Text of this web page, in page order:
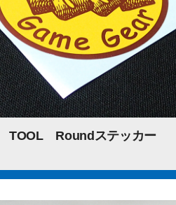
TOOL Roundステッカー